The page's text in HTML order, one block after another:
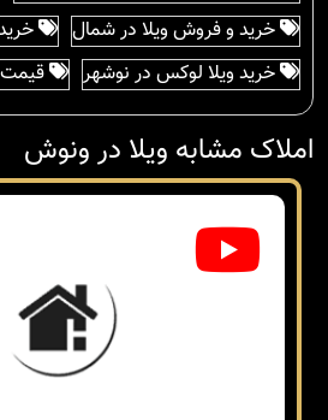
خرید و فروش ویلا در شمال
خرید ویلا لوکس در نوشهر
قیمت
املاک مشابه ویلا در ونوش